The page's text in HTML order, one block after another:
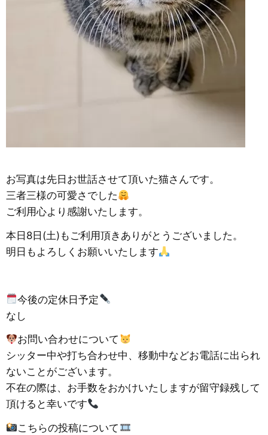
お写真は先日お世話させて頂いた猫さんです。
三者三様の可愛さでした
ご利用心より感謝いたします。
本日8日(土)もご利用頂きありがとうございました。
明日もよろしくお願いいたします
今後の定休日予定
なし
お問い合わせについて
シッター中や打ち合わせ中、移動中などお電話に出られ
ないことがございます。
不在の際は、お手数をおかけいたしますが留守録残して
頂けると幸いです
こちらの投稿について